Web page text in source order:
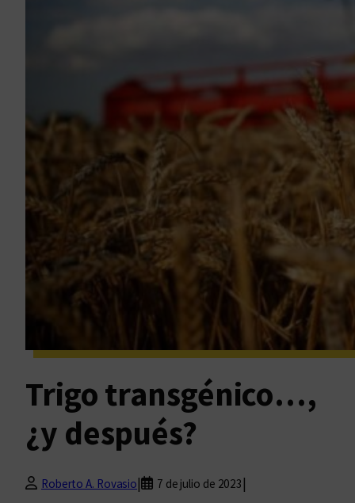
Trigo transgénico…,
¿y después?
Roberto A. Rovasio| 7 de julio de 2023 |